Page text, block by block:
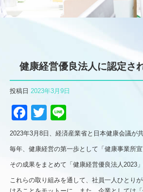
健康経営優良法人に認定さ
投稿日 2023年3月9日
Facebook
Twitter
2023年3月8日、経済産業省と日本健康会議が
毎年、健康経営の第一歩として「健康事業所
その成果をまとめて「健康経営優良法人2023
これらの取り組みを通して、社員一人ひとり